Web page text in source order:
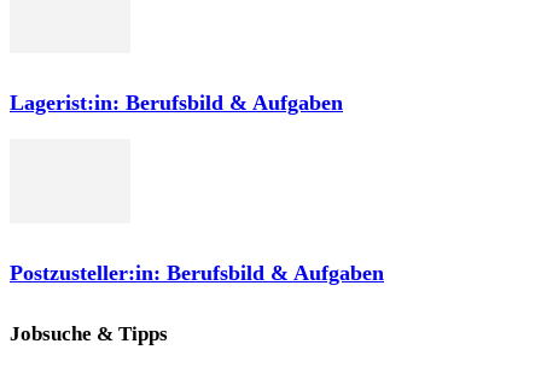
Lagerist:in: Berufsbild & Aufgaben
Postzusteller:in: Berufsbild & Aufgaben
Jobsuche & Tipps